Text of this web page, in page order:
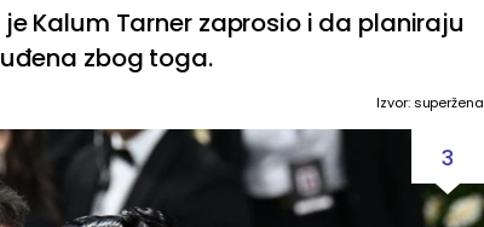
Kalum Tarner zaprosio i da planiraju
zbog toga.
Izvor: superžena
3